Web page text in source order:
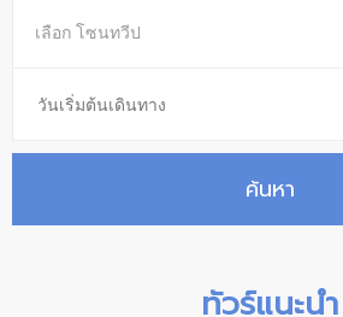
เลือก โซนทวีป
ค้นหา
ทัวร์แนะนำ